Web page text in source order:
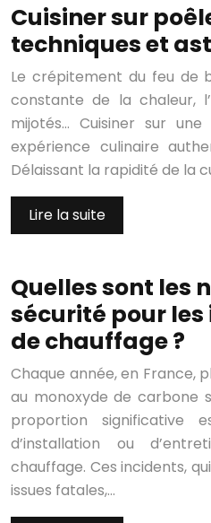
Cuisiner sur
techniques et
Le crépitement du feu de
constante de la chaleur,
mijotés… Cuisiner sur
expérience culinaire
Délaissant la rapidité de la
Lire la suite
Quelles sont les
sécurité pour
de chauffage ?
Chaque année, en France,
au monoxyde de carbone
proportion significative
d’installation ou
chauffage. Ces incidents,
issues fatales,…